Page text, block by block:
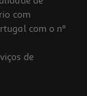
com
com o nº
de